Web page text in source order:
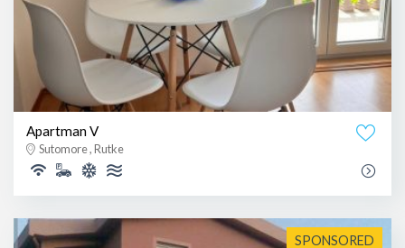
Apartman V
Sutomore , Rutke
SPONSORED